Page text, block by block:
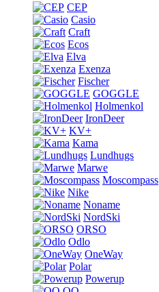
CEP
Casio
Craft
Ecos
Elva
Exenza
Fischer
GOGGLE
Holmenkol
IronDeer
KV+
Kama
Lundhugs
Marwe
Moscompass
Nike
Noname
NordSki
ORSO
Odlo
OneWay
Polar
Powerup